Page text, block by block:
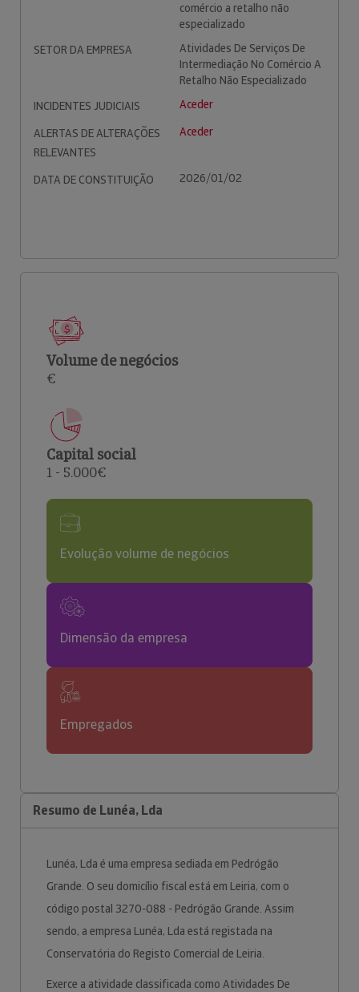
comércio a retalho não
especializado
SETOR DA EMPRESA
Atividades De Serviços De
Intermediação No Comércio A
Retalho Não Especializado
INCIDENTES JUDICIAIS
Aceder
ALERTAS DE ALTERAÇÕES
RELEVANTES
Aceder
DATA DE CONSTITUIÇÃO 2026/01/02
Volume de negócios
€
Capital social
1 - 5.000€
Evolução volume de negócios
Dimensão da empresa
Empregados
Resumo de Lunéa, Lda
Lunéa, Lda é uma empresa sediada em Pedrógão
Grande. O seu domicílio fiscal está em Leiria, com o
código postal 3270-088 - Pedrógão Grande. Assim
sendo, a empresa Lunéa, Lda está registada na
Conservatória do Registo Comercial de Leiria.
Exerce a atividade classificada como Atividades De